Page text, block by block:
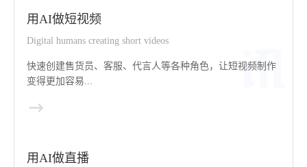
用AI做短视频
Digital humans creating short videos
快速创建售货员、客服、代言人等各种角色，让短视频制作
变得更加容易...
用AI做直播